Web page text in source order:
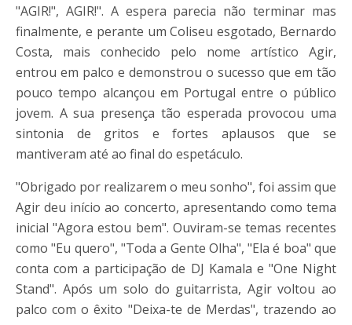
"AGIR!", AGIR!". A espera parecia não terminar mas
finalmente, e perante um Coliseu esgotado, Bernardo
Costa, mais conhecido pelo nome artístico Agir,
entrou em palco e demonstrou o sucesso que em tão
pouco tempo alcançou em Portugal entre o público
jovem. A sua presença tão esperada provocou uma
sintonia de gritos e fortes aplausos que se
mantiveram até ao final do espetáculo.
"Obrigado por realizarem o meu sonho", foi assim que
Agir deu início ao concerto, apresentando como tema
inicial "Agora estou bem". Ouviram-se temas recentes
como "Eu quero", "Toda a Gente Olha", "Ela é boa" que
conta com a participação de DJ Kamala e "One Night
Stand". Após um solo do guitarrista, Agir voltou ao
palco com o êxito "Deixa-te de Merdas", trazendo ao